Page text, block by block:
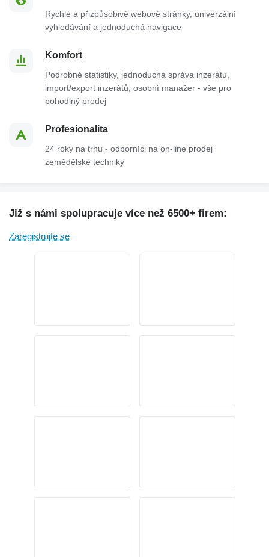
Rychlé a přizpůsobivé webové stránky, univerzální
vyhledávání a jednoduchá navigace
Komfort
Podrobné statistiky, jednoduchá správa inzerátu,
import/export inzerátů, osobní manažer - vše pro
pohodlný prodej
Profesionalita
24 roky na trhu - odborníci na on-line prodej
zemědělské techniky
Již s námi spolupracuje více než 6500+ firem:
Zaregistrujte se